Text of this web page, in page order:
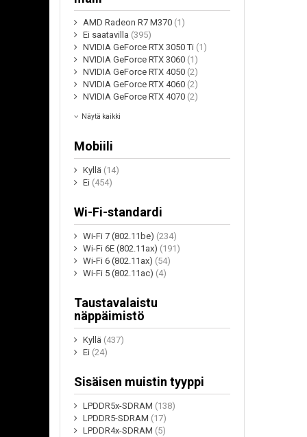
AMD Radeon R7 M370 (1)
Ei saatavilla (395)
NVIDIA GeForce RTX 3050 Ti (1)
NVIDIA GeForce RTX 3060 (1)
NVIDIA GeForce RTX 4050 (2)
NVIDIA GeForce RTX 4060 (2)
NVIDIA GeForce RTX 4070 (2)
Näytä kaikki
Mobiili
Kyllä (14)
Ei (454)
Wi-Fi-standardi
Wi-Fi 7 (802.11be) (234)
Wi-Fi 6E (802.11ax) (191)
Wi-Fi 6 (802.11ax) (54)
Wi-Fi 5 (802.11ac) (4)
Taustavalaistu
näppäimistö
Kyllä (437)
Ei (24)
Sisäisen muistin tyyppi
LPDDR5x-SDRAM (138)
LPDDR5-SDRAM (17)
LPDDR4x-SDRAM (5)